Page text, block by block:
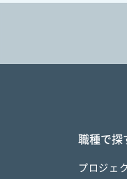
職種で探
プロジェ